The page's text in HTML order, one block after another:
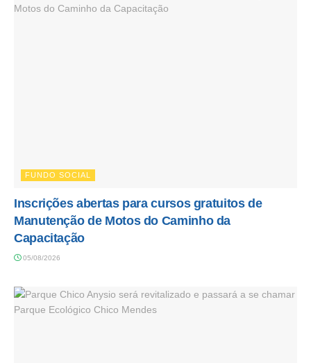
FUNDO SOCIAL
Inscrições abertas para cursos gratuitos de
Manutenção de Motos do Caminho da
Capacitação
05/08/2026